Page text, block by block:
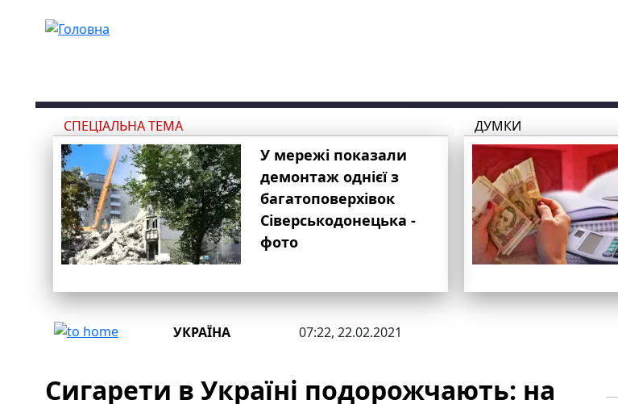
СПЕЦІАЛЬНА ТЕМА
У мережі показали
демонтаж однієї з
багатоповерхівок
Сіверськодонецька -
фото
ДУМКИ
УКРАЇНА 07:22, 22.02.2021
Сигарети в Україні подорожчають: на